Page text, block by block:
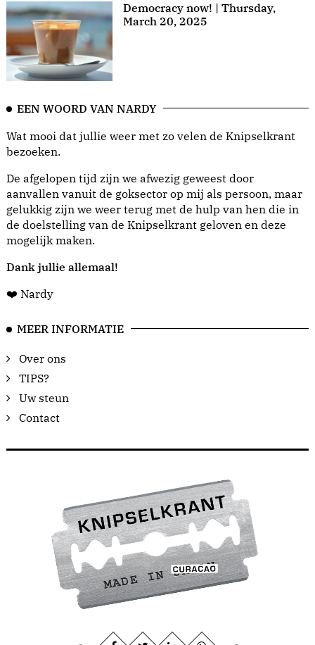
Democracy now! | Thursday,
March 20, 2025
EEN WOORD VAN NARDY
Wat mooi dat jullie weer met zo velen de Knipselkrant
bezoeken.
De afgelopen tijd zijn we afwezig geweest door
aanvallen vanuit de goksector op mij als persoon, maar
gelukkig zijn we weer terug met de hulp van hen die in
de doelstelling van de Knipselkrant geloven en deze
mogelijk maken.
Dank jullie allemaal!
❤️ Nardy
MEER INFORMATIE
Over ons
TIPS?
Uw steun
Contact